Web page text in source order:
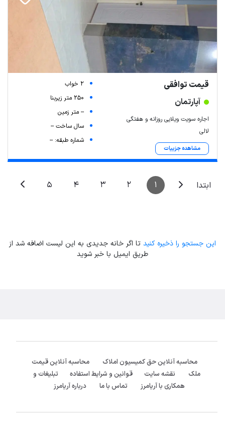
| Map data ©ariamarz.com
قیمت توافقی
آپارتمان
اجاره سویت ویلایی روزانه و هفتگی
لالی
مشاهده جزییات
2 خواب
250 متر زیربنا
-- متر زمین
سال ساخت --
شماره طبقه: --
ابتدا 1
2
3
4
5
این جستجو را ذخیره کنید تا اگر خانه جدیدی به این لیست اضافه شد از
طریق ایمیل با خبر شوید
محاسبه آنلاین حق کمیسیون املاک
محاسبه آنلاین قیمت
ملک
نقشه سایت قوانین و شرایط استفاده
تبلیغات و
همکاری با آریامرز
تماس با ما درباره آریامرز